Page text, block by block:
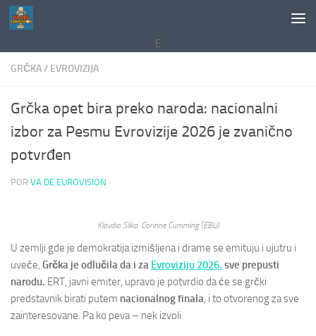
Saltar al contenido
E
GRČKA/ EVROVIZIJA
Grčka opet bira preko naroda: nacionalni
izbor za Pesmu Evrovizije 2026 je zvanično
potvrđen
POR VA DE EUROVISION ·
Klavdia Slika: Corinne Cumming (EBU)
U zemlji gde je demokratija izmišljena i drame se emituju i ujutru i
uveče, Grčka je odlučila da i za Evroviziju 2026. sve prepusti
narodu. ERT, javni emiter, upravo je potvrdio da će se grčki
predstavnik birati putem nacionalnog finala, i to otvorenog za sve
zainteresovane. Pa ko peva – nek izvoli.